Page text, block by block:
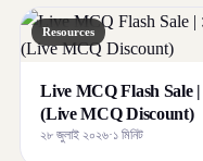
Resources
Live MCQ Flash Sale | ১০
(Live MCQ Discount)
২৮ জুলাই ২০২৬·১ মিনিট